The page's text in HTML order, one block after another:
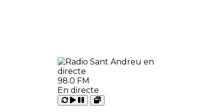
98.0 FM
En directe
Carregant
Reproduir
Pausar
Open